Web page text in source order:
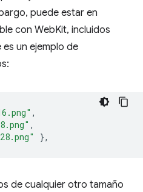
puede estar en
con WebKit, incluidos
es un ejemplo de
,
,
},
de cualquier otro tamaño